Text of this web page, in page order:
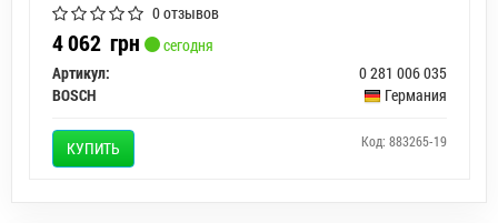
0 отзывов
4 062 грн
сегодня
Артикул:
0 281 006 035
BOSCH
Германия
КУПИТЬ Код: 883265-19